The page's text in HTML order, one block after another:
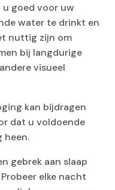
u goed voor uw
water te drinkt en
nuttig zijn om
bij langdurige
visueel
kan bijdragen
dat u voldoende
heen.
gebrek aan slaap
elke nacht